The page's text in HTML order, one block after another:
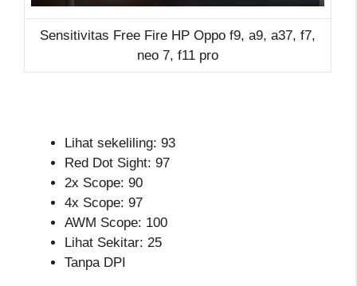
Sensitivitas Free Fire HP Oppo f9, a9, a37, f7,
neo 7, f11 pro
Lihat sekeliling: 93
Red Dot Sight: 97
2x Scope: 90
4x Scope: 97
AWM Scope: 100
Lihat Sekitar: 25
Tanpa DPI